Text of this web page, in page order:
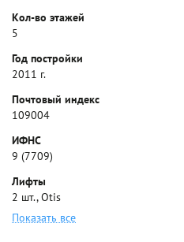
Кол-во этажей
5
Год постройки
2011 г.
Почтовый индекс
109004
ИФНС
9 (7709)
Лифты
2 шт., Otis
Показать все